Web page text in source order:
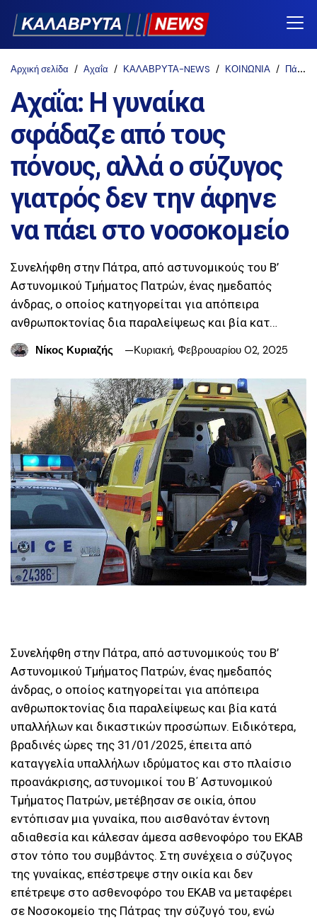
Αρχική σελίδα Αχαΐα ΚΑΛΑΒΡΥΤΑ-NEWS ΚΟΙΝΩΝΙΑ Πάτρα
Αχαΐα: Η γυναίκα
σφάδαζε από τους
πόνους, αλλά ο σύζυγος
γιατρός δεν την άφηνε
να πάει στο νοσοκομείο
Συνελήφθη στην Πάτρα, από αστυνομικούς του Β’
Αστυνομικού Τμήματος Πατρών, ένας ημεδαπός
άνδρας, ο οποίος κατηγορείται για απόπειρα
ανθρωποκτονίας δια παραλείψεως και βία κατ…
Νίκος Κυριαζής
Κυριακή, Φεβρουαρίου 02, 2025
Συνελήφθη στην Πάτρα, από αστυνομικούς του Β’
Αστυνομικού Τμήματος Πατρών, ένας ημεδαπός
άνδρας, ο οποίος κατηγορείται για απόπειρα
ανθρωποκτονίας δια παραλείψεως και βία κατά
υπαλλήλων και δικαστικών προσώπων. Ειδικότερα,
βραδινές ώρες της 31/01/2025, έπειτα από
καταγγελία υπαλλήλων ιδρύματος και στο πλαίσιο
προανάκρισης, αστυνομικοί του Β΄ Αστυνομικού
Τμήματος Πατρών, μετέβησαν σε οικία, όπου
εντόπισαν μια γυναίκα, που αισθανόταν έντονη
αδιαθεσία και κάλεσαν άμεσα ασθενοφόρο του ΕΚΑΒ
στον τόπο του συμβάντος. Στη συνέχεια ο σύζυγος
της γυναίκας, επέστρεψε στην οικία και δεν
επέτρεψε στο ασθενοφόρο του ΕΚΑΒ να μεταφέρει
σε Νοσοκομείο της Πάτρας την σύζυγό του, ενώ